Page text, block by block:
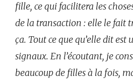
fille, ce qui facilitera les
de la transaction : elle le fait
ça. Tout ce que qu’elle dit est
signaux. En l’écoutant, je
beaucoup de filles à la fois,